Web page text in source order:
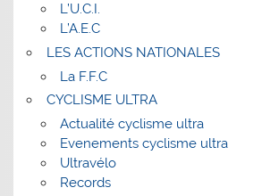
L’U.C.I.
L’A.E.C
LES ACTIONS NATIONALES
La F.F.C
CYCLISME ULTRA
Actualité cyclisme ultra
Evenements cyclisme ultra
Ultravélo
Records